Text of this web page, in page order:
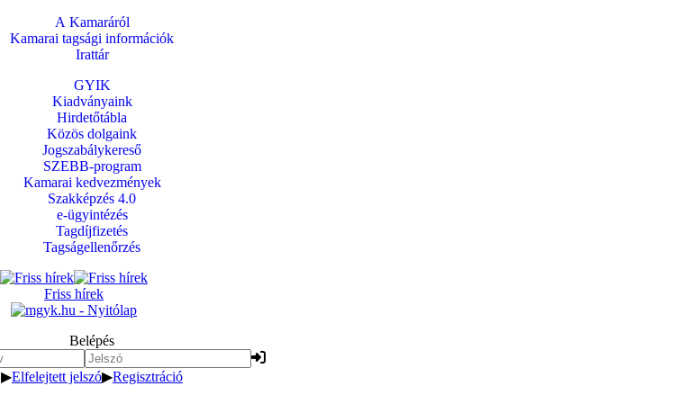
A Kamaráról
Kamarai tagsági információk
Irattár
GYIK
Kiadványaink
Hirdetőtábla
Közös dolgaink
Jogszabálykereső
SZEBB-program
Kamarai kedvezmények
Szakképzés 4.0
e-ügyintézés
Tagdíjfizetés
Tagságellenőrzés
Friss hírek
Belépés
▶Elfelejtett jelszó▶Regisztráció